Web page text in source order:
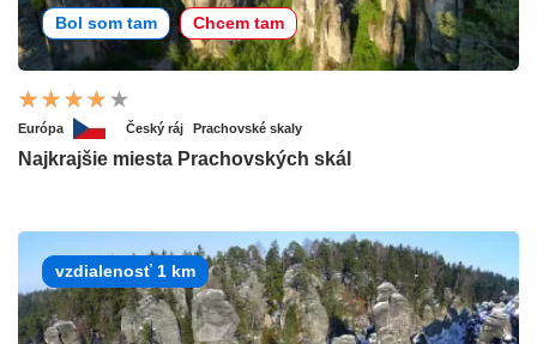
Bol som tam Chcem tam
Európa Český ráj Prachovské skaly
Najkrajšie miesta Prachovských skál
vzdialenosť 1 km